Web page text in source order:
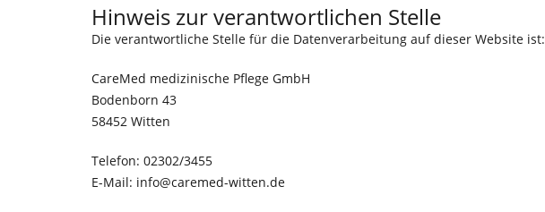
Hinweis zur verantwortlichen Stelle
Die verantwortliche Stelle für die Datenverarbeitung auf dieser Website ist:
CareMed medizinische Pflege GmbH
Bodenborn 43
58452 Witten
Telefon: 02302/3455
E-Mail: info@caremed-witten.de